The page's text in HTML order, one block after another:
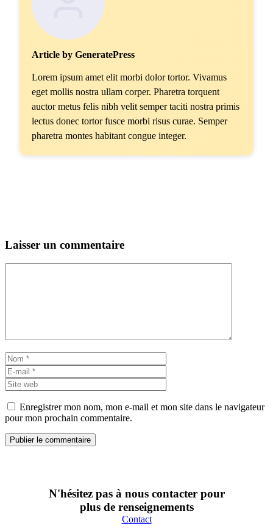
Article by GeneratePress
Lorem ipsum amet elit morbi dolor tortor. Vivamus
eget mollis nostra ullam corper. Pharetra torquent
auctor metus felis nibh velit semper taciti nostra primis
lectus donec tortor fusce morbi risus curae. Semper
pharetra montes habitant congue integer.
Laisser un commentaire
Nom
mail
web
Enregistrer mon nom, mon e-mail et mon site dans le navigateur
pour mon prochain commentaire.
N'hésitez pas à nous contacter pour
plus de renseignements
Contact